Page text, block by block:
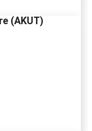
(AKUT)